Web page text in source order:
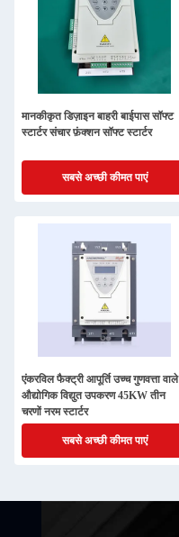
मानकीकृत डिज़ाइन बाहरी बाईपास सॉफ्ट
स्टार्टर संचार फ़ंक्शन सॉफ्ट स्टार्टर
सबसे अच्छी कीमत पाएं
एंकरविल फैक्ट्री आपूर्ति उच्च गुणवत्ता वाले
औद्योगिक विद्युत उपकरण 45KW तीन
चरणों नरम स्टार्टर
सबसे अच्छी कीमत पाएं